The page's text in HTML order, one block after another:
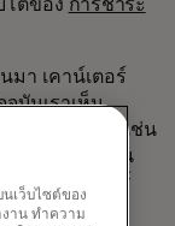
โตของ การชำระ
มา เคาน์เตอร์
บันเราเห็น
ต์แวร์มากขึ้น เช่น
รถรับชำระเงิน
ต้องมีฮาร์ดแวร์
เว็บไซต์ของ
งาน ทำความ